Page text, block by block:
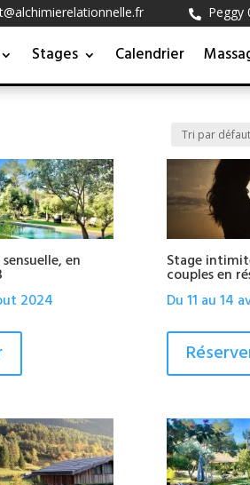
Stages Calendrier

Peggy
en
2024
Stage
couples en
Du 11 au 14